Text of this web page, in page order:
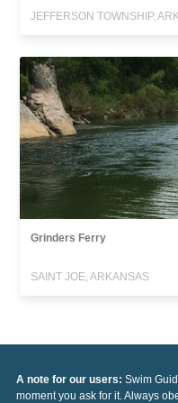
JEFFERSON TOWNSHIP,
Grinders Ferry
SAINT JOE, ARKANSAS
A note for our users: Swim
moment you ask for it. Always